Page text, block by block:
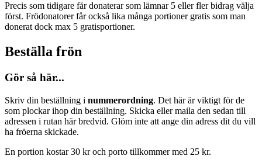
Precis som tidigare får donaterar som lämnar 5 eller fler bidrag välja
först. Frödonatorer får också lika många portioner gratis som man
donerat dock max 5 gratisportioner.
Beställa frön
Gör så här...
Skriv din beställning i nummerordning. Det här är viktigt för de
som plockar ihop din beställning. Skicka eller maila den sedan till
adressen i rutan här bredvid. Glöm inte att ange din adress dit du vill
ha fröerna skickade.
En portion kostar 30 kr och porto tillkommer med 25 kr.